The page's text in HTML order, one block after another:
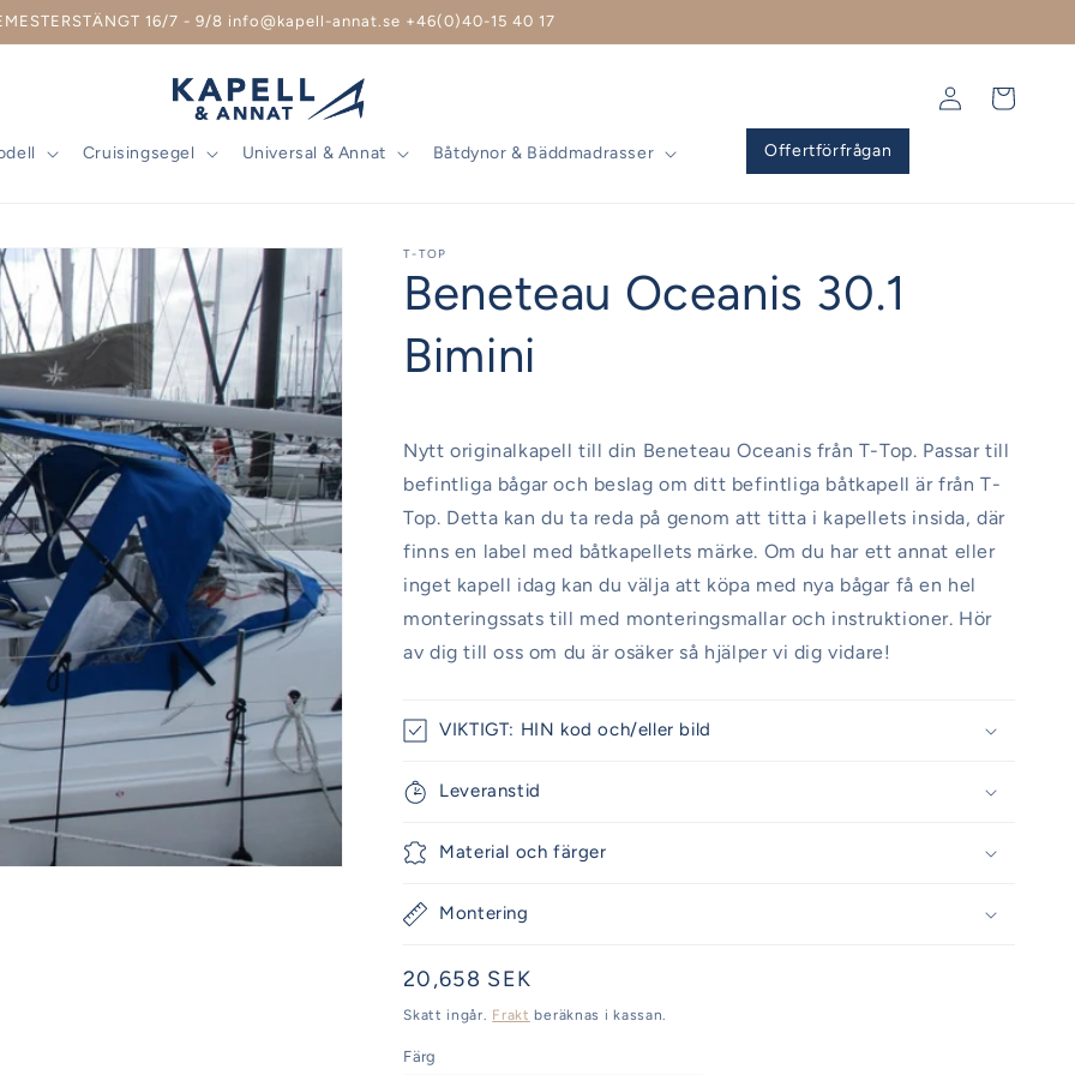
16/7 - 9/8 info@kapell-annat.se +46(0)40-15 40 17
Cruisingsegel Universal & Annat Båtdynor & Bäddmadrasser Offertförfrågan
Logga
Varukorg
T-TOP
Beneteau Oceanis 30.1
Bimini
Nytt originalkapell till din Beneteau Oceanis från T-Top. Passar till
befintliga bågar och beslag om ditt befintliga båtkapell är från T-
Top. Detta kan du ta reda på genom att titta i kapellets insida, där
finns en label med båtkapellets märke. Om du har ett annat eller
inget kapell idag kan du välja att köpa med nya bågar få en hel
monteringssats till med monteringsmallar och instruktioner. Hör
av dig till oss om du är osäker så hjälper vi dig vidare!
VIKTIGT: HIN kod och/eller bild
Leveranstid
Material och färger
Montering
Ordinarie
pris
20,658 SEK
Skatt ingår. Frakt beräknas i kassan.
Färg